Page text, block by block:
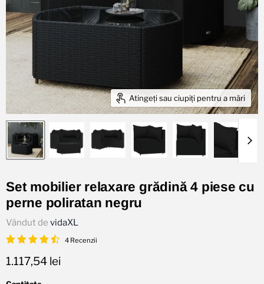
Atingeți sau ciupiți pentru a mări
Set mobilier relaxare grădină 4 piese cu
perne poliratan negru
Vândut de vidaXL
4 Recenzii
Preț actual
1.117,54 lei